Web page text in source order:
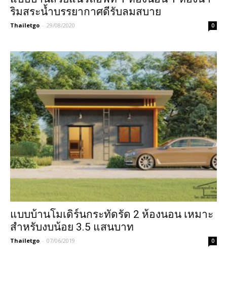
ริมสระน้ำบรรยากาศดีรับลมสบาย
Thailetgo - 29/08/2020 0
แบบบ้านโมเดิร์นกระทัดรัด 2 ห้องนอน เหมาะ
สำหรับงบน้อย 3.5 แสนบาท
Thailetgo - 07/06/2019 0